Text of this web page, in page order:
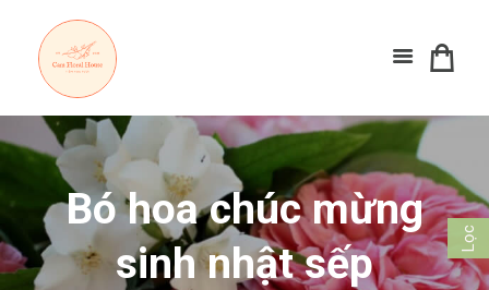
Bó hoa chúc mừng
sinh nhật sếp
Lọc